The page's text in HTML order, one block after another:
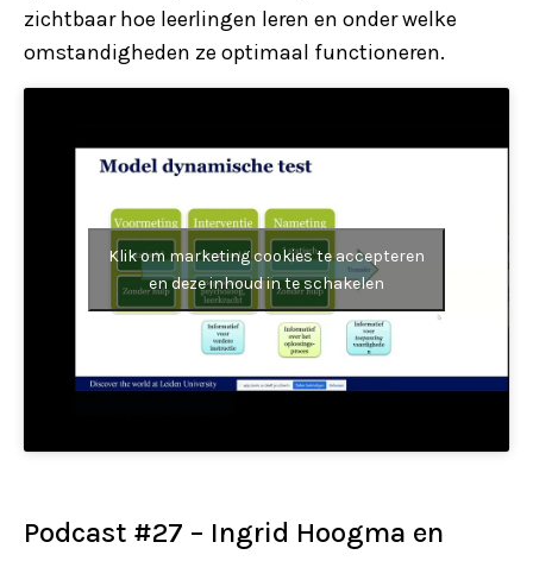
zichtbaar hoe leerlingen leren en onder welke
omstandigheden ze optimaal functioneren.
Klik om marketing cookies te accepteren
en deze inhoud in te schakelen
Podcast #27 – Ingrid Hoogma en